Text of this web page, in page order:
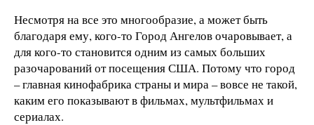
Несмотря на все это многообразие, а может быть
благодаря ему, кого-то Город Ангелов очаровывает, а
для кого-то становится одним из самых больших
разочарований от посещения США. Потому что город
– главная кинофабрика страны и мира – вовсе не такой,
каким его показывают в фильмах, мультфильмах и
сериалах.